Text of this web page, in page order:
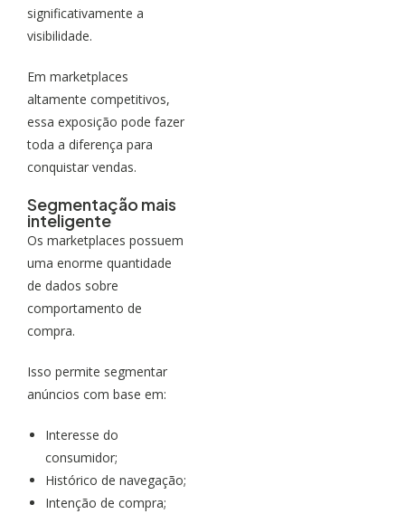
significativamente a
visibilidade.
Em marketplaces
altamente competitivos,
essa exposição pode fazer
toda a diferença para
conquistar vendas.
Segmentação mais
inteligente
Os marketplaces possuem
uma enorme quantidade
de dados sobre
comportamento de
compra.
Isso permite segmentar
anúncios com base em:
Interesse do
consumidor;
Histórico de navegação;
Intenção de compra;